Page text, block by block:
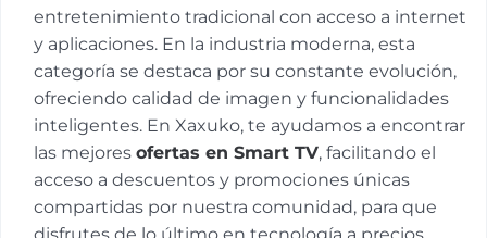
entretenimiento tradicional con acceso a internet
y aplicaciones. En la industria moderna, esta
categoría se destaca por su constante evolución,
ofreciendo calidad de imagen y funcionalidades
inteligentes. En Xaxuko, te ayudamos a encontrar
las mejores ofertas en Smart TV, facilitando el
acceso a descuentos y promociones únicas
compartidas por nuestra comunidad, para que